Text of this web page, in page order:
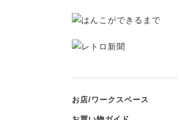
お店/ワークスペース